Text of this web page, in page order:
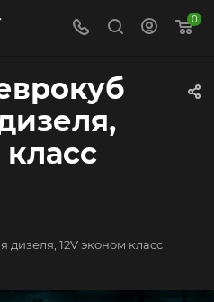
0
12V эконом класс